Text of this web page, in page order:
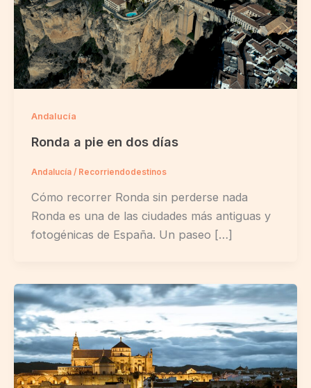
Andalucía
Ronda a pie en dos días
Andalucía/ Recorriendodestinos
Cómo recorrer Ronda sin perderse nada
Ronda es una de las ciudades más antiguas y
fotogénicas de España. Un paseo […]